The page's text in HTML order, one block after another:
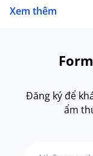
dụng SIM Việt Nam
ổn định và hạn chế
cách […]
Xem thêm
Đăng ký để
ẩm